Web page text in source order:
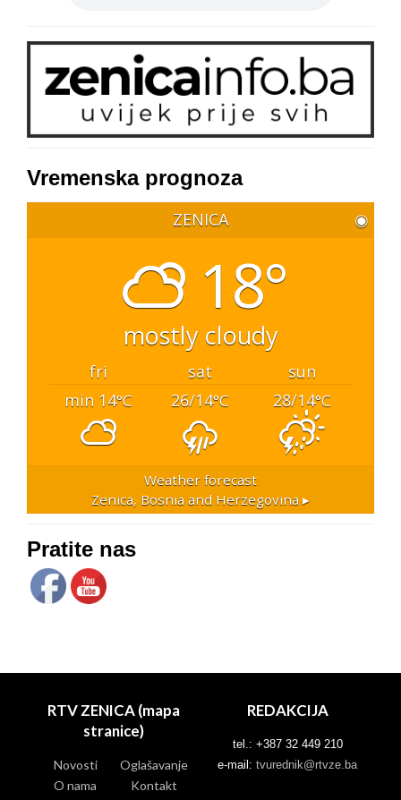
Vremenska prognoza
ZENICA ◉
18°
mostly cloudy
fri sat
sun
min 14°C 26/14°C 28/14°C
Weather forecast
Zenica, Bosnia and Herzegovina ▸
Pratite nas
RTV ZENICA (mapa
stranice)
Novosti
Oglašavanje
O nama
Kontakt
REDAKCIJA
tel.: +387 32 449 210
e-mail: tvurednik@rtvze.ba